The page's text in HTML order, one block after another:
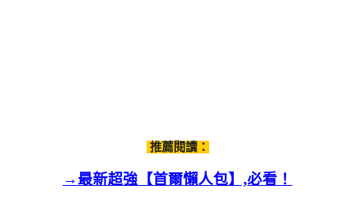
推薦閱讀：
→最新超強【首爾懶人包】,必看！